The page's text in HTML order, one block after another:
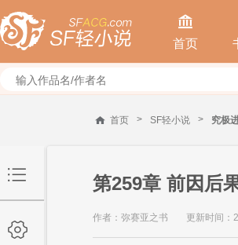

首页
首页 > SF轻小说 > 究极
第259章 前因后
作者：弥赛亚之书 更新时间：